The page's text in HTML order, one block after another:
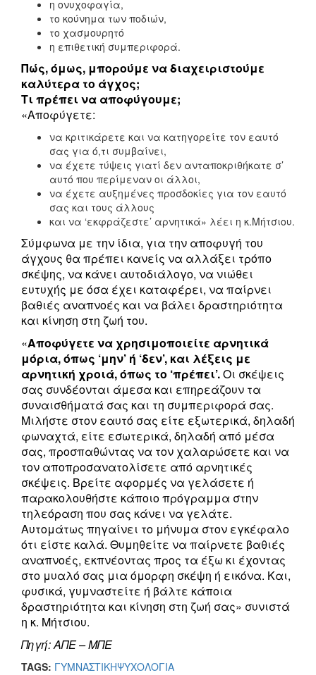
η ονυχοφαγία,
το κούνημα των ποδιών,
το χασμουρητό
η επιθετική συμπεριφορά.
Πώς, όμως, μπορούμε να διαχειριστούμε
καλύτερα το άγχος;
Τι πρέπει να αποφύγουμε;
«Αποφύγετε:
να κριτικάρετε και να κατηγορείτε τον εαυτό
σας για ό,τι συμβαίνει,
να έχετε τύψεις γιατί δεν ανταποκριθήκατε σ’
αυτό που περίμεναν οι άλλοι,
να έχετε αυξημένες προσδοκίες για τον εαυτό
σας και τους άλλους
και να ‘εκφράζεστε’ αρνητικά» λέει η κ.Μήτσιου.
Σύμφωνα με την ίδια, για την αποφυγή του
άγχους θα πρέπει κανείς να αλλάξει τρόπο
σκέψης, να κάνει αυτοδιάλογο, να νιώθει
ευτυχής με όσα έχει καταφέρει, να παίρνει
βαθιές αναπνοές και να βάλει δραστηριότητα
και κίνηση στη ζωή του.
«Αποφύγετε να χρησιμοποιείτε αρνητικά
μόρια, όπως ‘μην’ ή ‘δεν’, και λέξεις με
αρνητική χροιά, όπως το ‘πρέπει’.Οι σκέψεις
σας συνδέονται άμεσα και επηρεάζουν τα
συναισθήματά σας και τη συμπεριφορά σας.
Μιλήστε στον εαυτό σας είτε εξωτερικά, δηλαδή
φωναχτά, είτε εσωτερικά, δηλαδή από μέσα
σας, προσπαθώντας να τον χαλαρώσετε και να
τον αποπροσανατολίσετε από αρνητικές
σκέψεις. Βρείτε αφορμές να γελάσετε ή
παρακολουθήστε κάποιο πρόγραμμα στην
τηλεόραση που σας κάνει να γελάτε.
Αυτομάτως πηγαίνει το μήνυμα στον εγκέφαλο
ότι είστε καλά. Θυμηθείτε να παίρνετε βαθιές
αναπνοές, εκπνέοντας προς τα έξω κι έχοντας
στο μυαλό σας μια όμορφη σκέψη ή εικόνα. Και,
φυσικά, γυμναστείτε ή βάλτε κάποια
δραστηριότητα και κίνηση στη ζωή σας» συνιστά
η κ. Μήτσιου.
Πηγή: ΑΠΕ – ΜΠΕ
TAGS: ΓΥΜΝΑΣΤΙΚΗΨΥΧΟΛΟΓΙΑ